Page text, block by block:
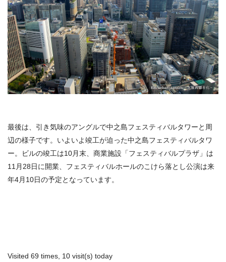
最後は、引き気味のアングルで中之島フェスティバルタワーと周
辺の様子です。いよいよ竣工が迫った中之島フェスティバルタワ
ー。ビルの竣工は10月末、商業施設「フェスティバルプラザ」は
11月28日に開業、フェスティバルホールのこけら落とし公演は来
年4月10日の予定となっています。
Visited 69 times, 10 visit(s) today